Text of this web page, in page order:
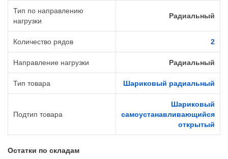
Тип по направлению
нагрузки
Радиальный
Количество рядов 2
Направление нагрузки Радиальный
Тип товара Шариковый радиальный
Подтип товара
Шариковый
самоустанавливающийся
открытый
Остатки по складам